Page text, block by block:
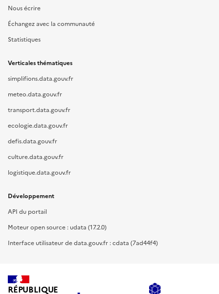
Nous écrire
Échangez avec la communauté
Statistiques
Verticales thématiques
simplifions.data.gouv.fr
meteo.data.gouv.fr
transport.data.gouv.fr
ecologie.data.gouv.fr
defis.data.gouv.fr
culture.data.gouv.fr
logistique.data.gouv.fr
Développement
API du portail
Moteur open source : udata (17.2.0)
Interface utilisateur de data.gouv.fr : cdata (7ad44f4)
RÉPUBLIQUE